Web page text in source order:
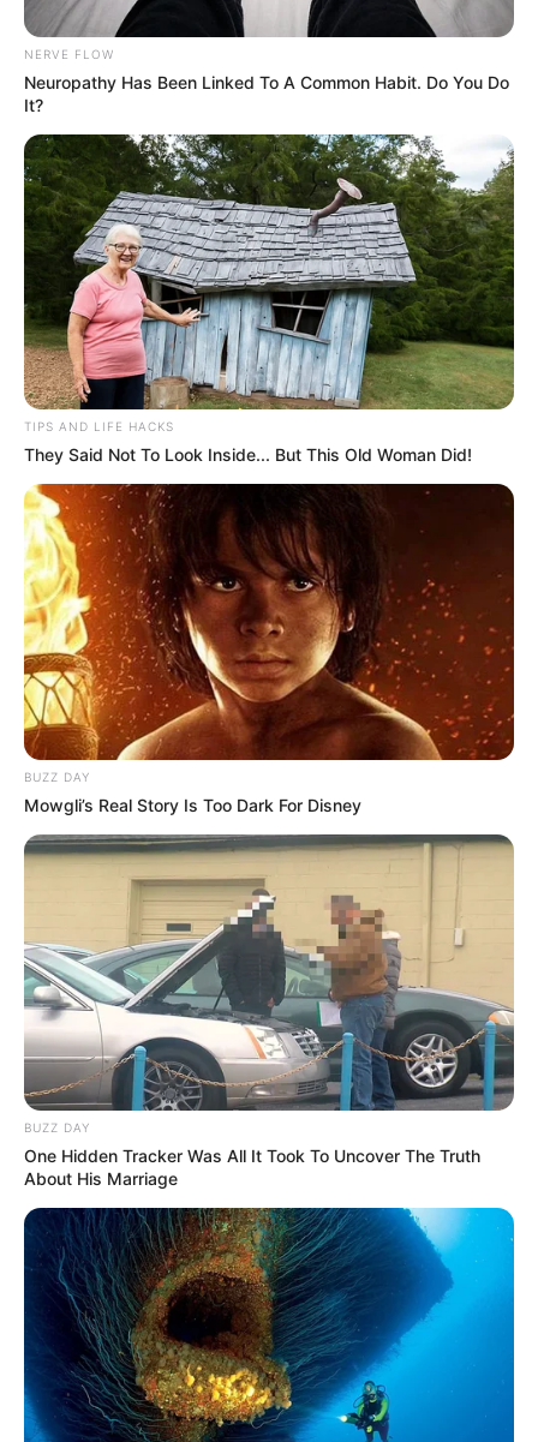
POLÉMICA
Armó parranda en cárcel de Itagüí y
fue trasladado a Palmira por "buen
comportamiento": denuncian
corrupción con alias "Pocho"
NOTICIAS MEDELLÍN
Amenazan a concejal del
supuesto grupo
CÁRCEL EL PEDREGAL
Denuncian cartel de
corrupción gourmet con
comidas de la cárcel del
Pedregal
CONCEJO DE MEDELLÍN
Concejales de Medellín
temen por su seguridad y
la de sus familias
IVÁN CEPEDA
Iván Cepeda tomará
acciones legales contra
concejal 'El Gury' de
Medellín por
comportamiento violento,
difamación y
MEDELLÍN
Concejal de Medellín
denunció a 'Mr. Stiven' por
disparar y perseguir a un
motero en Las Palmas
DANIEL QUINTERO CALLE
NERVE FLOW
Neuropathy Has Been Linked To A Common Habit. Do You Do
It?
TIPS AND LIFE HACKS
They Said Not To Look Inside... But This Old Woman Did!
BUZZ DAY
Mowgli’s Real Story Is Too Dark For Disney
BUZZ DAY
One Hidden Tracker Was All It Took To Uncover The Truth
About His Marriage